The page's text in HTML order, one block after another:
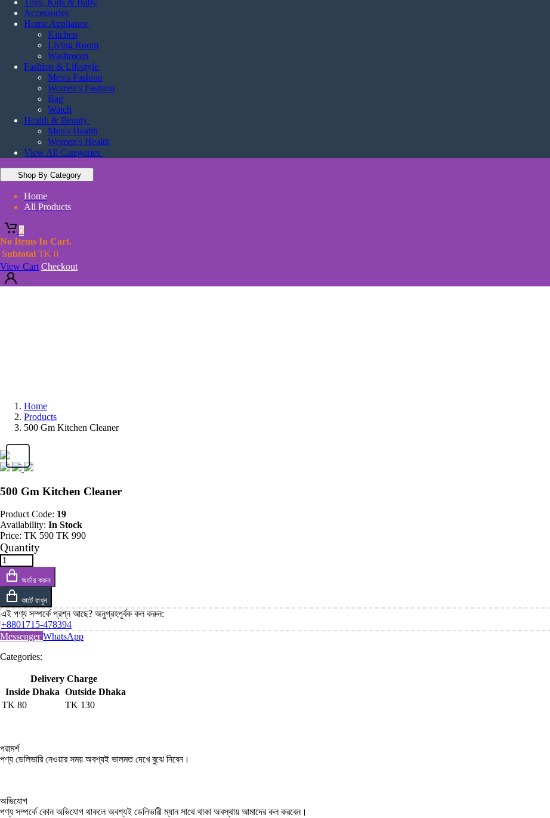
Toys, Kids & Baby
Accessories
Home Appliance
Kitchen
Living Room
Washroom
Fashion & Lifestyle
Men's Fashion
Women's Fashion
Bag
Watch
Health & Beauty
Men's Health
Women's Health
View All Categories
Shop By Category
Home
All Products
0
No Items In Cart.
Subtotal TK 0
View Cart Checkout
Home
Products
500 Gm Kitchen Cleaner
500 Gm Kitchen Cleaner
Product Code: 19
Availability: In Stock
Price: TK 590 TK 990
Quantity
অর্ডার করুন
কার্টে রাখুন
এই পণ্য সম্পর্কে প্রশ্ন আছে? অনুগ্রহপূর্বক কল করুন:
+8801715-478394
MessengerWhatsApp
Categories:
Delivery Charge
Inside Dhaka Outside Dhaka
TK 80 TK 130
পরামর্শ
পণ্য ডেলিভারি নেওয়ার সময় অবশ্যই ভালমত দেখে বুঝে নিবেন।
অভিযোগ
পণ্য সম্পর্কে কোন অভিযোগ থাকলে অবশ্যই ডেলিভারী ম্যান সাথে থাকা অবস্থায় আমাদের কল করবেন।